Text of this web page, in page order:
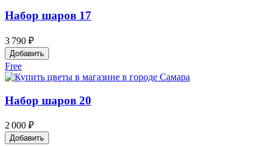
Набор шаров 17
3 790 ₽
Добавить
Free
Набор шаров 20
2 000 ₽
Добавить